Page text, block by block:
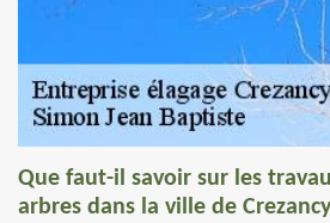
Que faut-il savoir sur les
arbres dans la ville de